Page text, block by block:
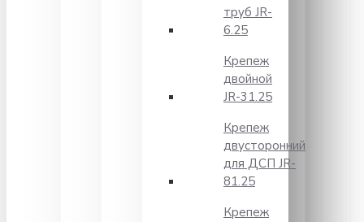
труб JR-
6.25
Крепеж
двойной
JR-31.25
Крепеж
двусторонний
для ДСП JR-
81.25
Крепеж